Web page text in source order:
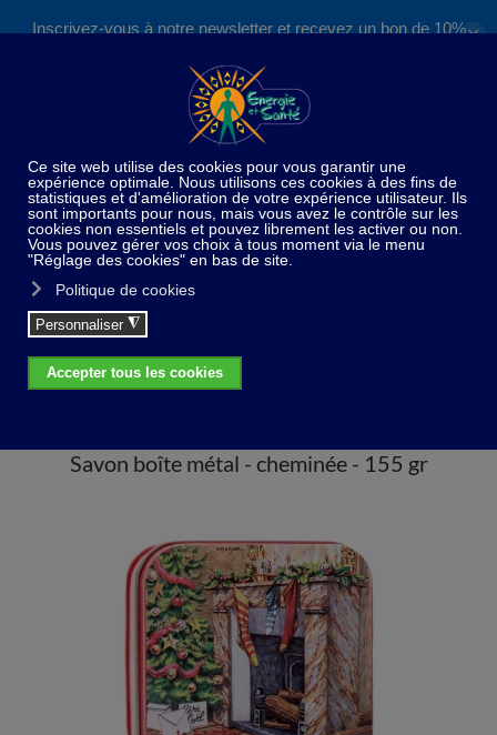
Inscrivez-vous à notre newsletter et recevez un bon de 10%
S'inscrire
✕
Home Nouveautés
155 gr
Savon boîte métal - cheminée - 155 gr